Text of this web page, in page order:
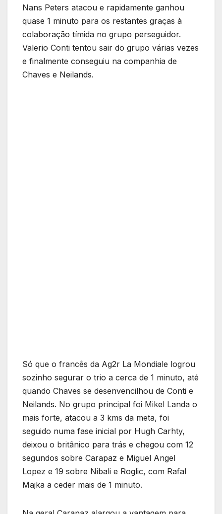
Nans Peters atacou e rapidamente ganhou
quase 1 minuto para os restantes graças à
colaboração tímida no grupo perseguidor.
Valerio Conti tentou sair do grupo várias vezes
e finalmente conseguiu na companhia de
Chaves e Neilands.
Só que o francês da Ag2r La Mondiale logrou
sozinho segurar o trio a cerca de 1 minuto, até
quando Chaves se desenvencilhou de Conti e
Neilands. No grupo principal foi Mikel Landa o
mais forte, atacou a 3 kms da meta, foi
seguido numa fase inicial por Hugh Carhty,
deixou o britânico para trás e chegou com 12
segundos sobre Carapaz e Miguel Angel
Lopez e 19 sobre Nibali e Roglic, com Rafal
Majka a ceder mais de 1 minuto.